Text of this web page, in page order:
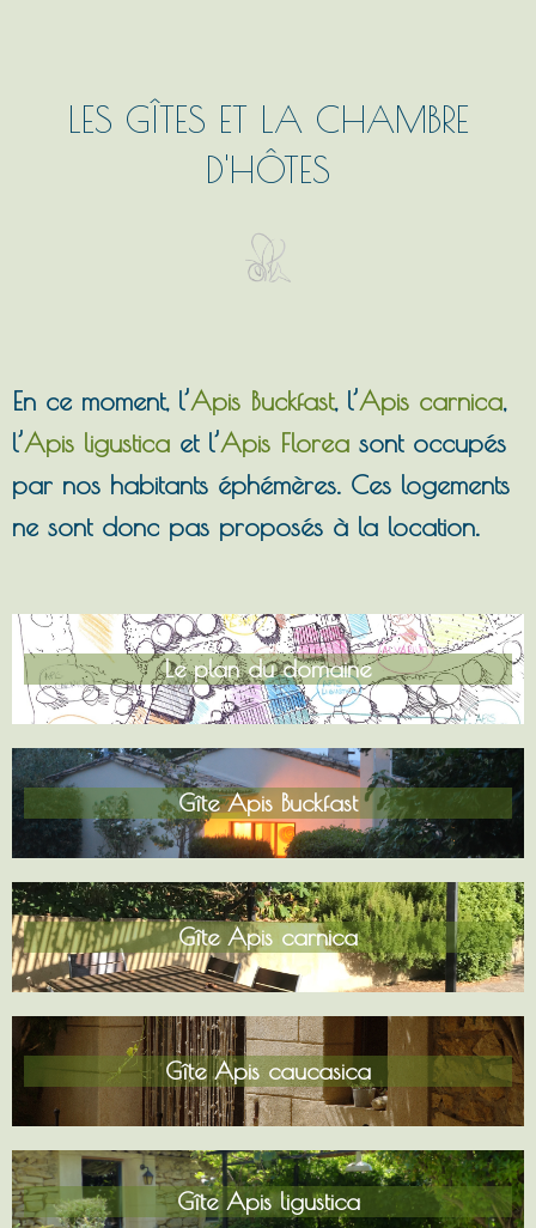
LES GÎTES ET LA CHAMBRE
D'HÔTES
En ce moment, l’Apis Buckfast, l’Apis carnica,
l’Apis ligustica et l’Apis Florea sont occupés
par nos habitants éphémères. Ces logements
ne sont donc pas proposés à la location.
Le plan du domaine
Gîte Apis Buckfast
Gîte Apis carnica
Gîte Apis caucasica
Gîte Apis ligustica